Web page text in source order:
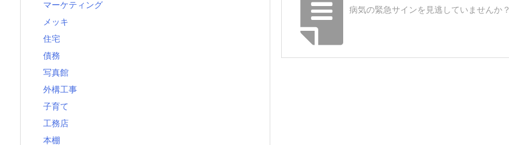
病気の緊急サインを見逃していませんか？
マーケティング
メッキ
住宅
債務
写真館
外構工事
子育て
工務店
本棚